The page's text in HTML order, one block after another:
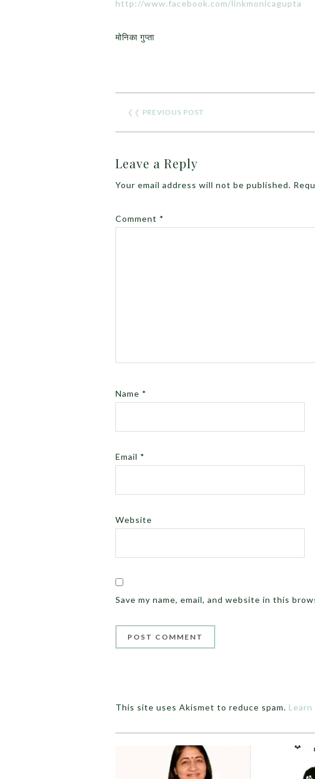
http://www.facebook.com/linkmonicagupta
मोनिका गुप्ता
❮❮ PREVIOUS POST
Leave a Reply
Your email address will not be published.
Comment *
Name *
Email *
Website
Save my name, email, and website in this
This site uses Akismet to reduce spam.